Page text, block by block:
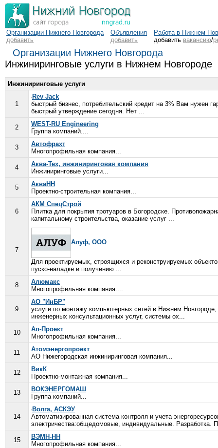
Организации Нижнего Новгорода
добавить
Объявления
добавить
Работа в Нижнем
добавить вакансию/
Организации Нижнего Новгорода
Инжиниринговые услуги в Нижнем Новгороде
Инжиниринговые услуги
1
Rev Jack
быстрый бизнес, потребительский кредит на 3% Вам нужен
быстрый утверждение сегодня. Нет ...
2
WEST-RU Engineering
Группа компаний....
3
Автофрахт
Многопрофильная компания...
4
Аква-Тех, инжиниринговая компания
Инжиниринговые услуги...
5
АкваНН
Проектно-строительная компания...
6
АКМ СпецСтрой
Плитка для покрытия тротуаров в Богородске.
капитальному строительства, оказание услуг ...
7
Алуф, ООО
Для проектируемых, строящихся и реконструируемых
пуско-наладке и получению ...
8
Алюмакс
Многопрофильная компания....
9
АО "ИнБР"
услуги по монтажу компьютерных сетей в Нижнем
инженерных консультационных услуг, системы ох...
10
Ап-Проект
Многопрофильная компания...
11
Атомэнергопроект
АО Нижегородская инжиниринговая компания...
12
ВикК
Проектно-монтажная компания...
13
ВОКЭНЕРГОМАШ
Группа компаний...
14
Волга, АСКЭУ
Автоматизированная система контроля и учета
электричества:общедомовые, индивидуальные. Разработка.
15
ВЭМН-НН
Многопрофильная компания...